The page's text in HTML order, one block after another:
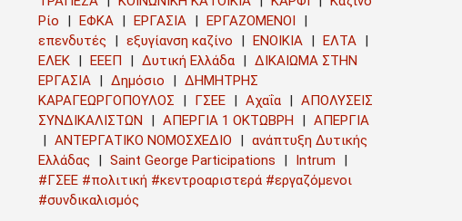
Ρίο
ΕΦΚΑ ΕΡΓΑΣΙΑ
ΕΡΓΑΖΟΜΕΝΟΙ
επενδυτές
εξυγίανση καζίνο ΕΝΟΙΚΙΑ
ΕΛΤΑ
ΕΛΕΚ
ΕΕΕΠ Δυτική Ελλάδα
ΔΙΚΑΙΩΜΑ ΣΤΗΝ
ΕΡΓΑΣΙΑ
Δημόσιο
ΔΗΜΗΤΡΗΣ
ΚΑΡΑΓΕΩΡΓΟΠΟΥΛΟΣ
ΓΣΕΕ Αχαΐα
ΑΠΟΛΥΣΕΙΣ
ΣΥΝΔΙΚΑΛΙΣΤΩΝ
ΑΠΕΡΓΙΑ 1 ΟΚΤΩΒΡΗ
ΑΠΕΡΓΙΑ
ΑΝΤΕΡΓΑΤΙΚΟ ΝΟΜΟΣΧΕΔΙΟ
ανάπτυξη Δυτικής
Ελλάδας
Saint George Participations
Intrum
#ΓΣΕΕ #πολιτική #κεντροαριστερά #εργαζόμενοι
#συνδικαλισμός